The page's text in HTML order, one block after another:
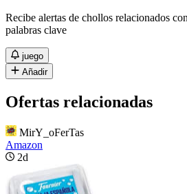
Recibe alertas de chollos relacionados
palabras clave
juego
Añadir
Ofertas relacionadas
MirY_oFerTas
Amazon
2d